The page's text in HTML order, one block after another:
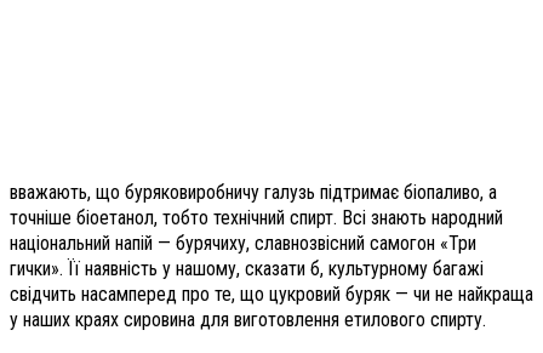
вважають, що буряковиробничу галузь підтримає біопаливо, а
точніше біоетанол, тобто технічний спирт. Всі знають народний
національний напій — бурячиху, славнозвісний самогон «Три
гички». Її наявність у нашому, сказати б, культурному багажі
свідчить насамперед про те, що цукровий буряк — чи не найкраща
у наших краях сировина для виготовлення етилового спирту.